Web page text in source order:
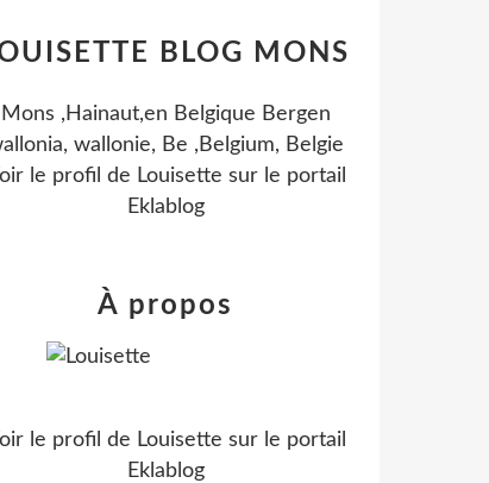
BLOG MONS
Mons ,Hainaut,en Belgique Bergen
wallonie, Be ,Belgium, Belgie
le profil de Louisette sur le portail
Eklablog
À propos
le profil de Louisette sur le portail
Eklablog